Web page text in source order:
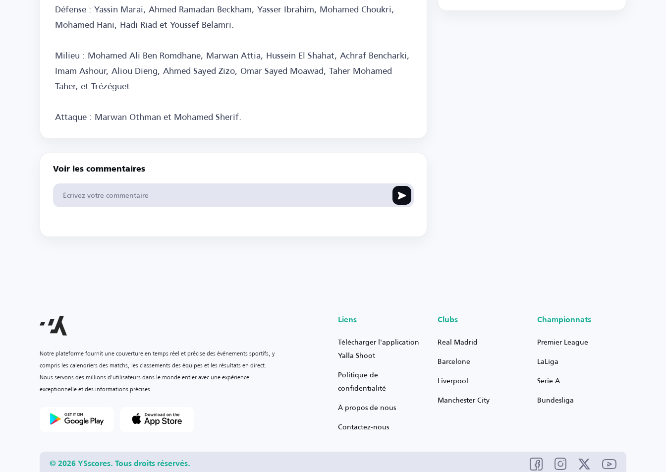
Défense : Yassin Marai, Ahmed Ramadan Beckham, Yasser Ibrahim, Mohamed Choukri,
Mohamed Hani, Hadi Riad et Youssef Belamri.
Milieu : Mohamed Ali Ben Romdhane, Marwan Attia, Hussein El Shahat, Achraf Bencharki,
Imam Ashour, Aliou Dieng, Ahmed Sayed Zizo, Omar Sayed Moawad, Taher Mohamed
Taher, et Trézéguet.
Attaque : Marwan Othman et Mohamed Sherif.
Voir les commentaires
Notre plateforme fournit une couverture en temps réel et précise des événements sportifs, y
compris les calendriers des matchs, les classements des équipes et les résultats en direct.
Nous servons des millions d'utilisateurs dans le monde entier avec une expérience
exceptionnelle et des informations précises.
Liens
Télécharger l'application
Yalla Shoot
Politique de
confidentialité
À propos de nous
Contactez-nous
Clubs
Real Madrid
Barcelone
Liverpool
Manchester City
Championnats
Premier League
LaLiga
Serie A
Bundesliga
© 2026 YSscores. Tous droits réservés.